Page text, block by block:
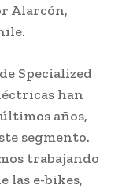
Alarcón,
Specialized
han
años,
segmento.
trabajando
las e-bikes,